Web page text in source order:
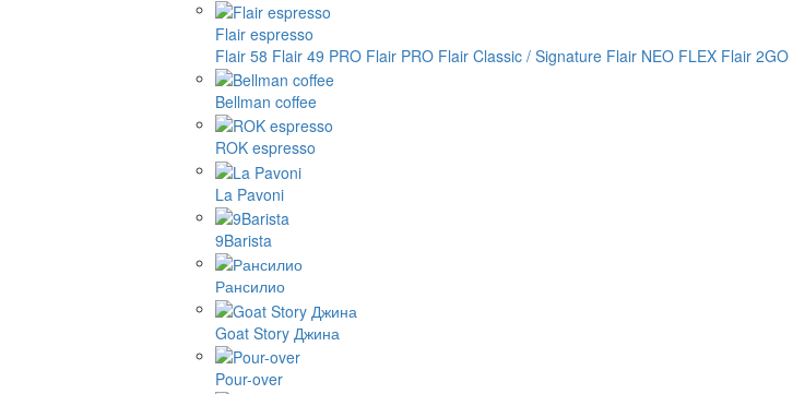
Flair espresso
Flair 58 Flair 49 PRO Flair PRO Flair Classic / Signature Flair NEO FLEX Flair 2GO
Bellman coffee
ROK espresso
La Pavoni
9Barista
Рансилио
Goat Story Джина
Pour-over